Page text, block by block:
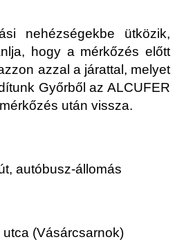
nehézségekbe ütközik,
hogy a mérkőzés előtt
azzal a járattal, melyet
Győrből az ALCUFER
után vissza.
autóbusz-állomás
(Vásárcsarnok)